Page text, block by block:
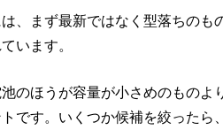
、まず最新ではなく型落ちの
います。
のほうが容量が小さめのもの
です。いくつか候補を絞ったら